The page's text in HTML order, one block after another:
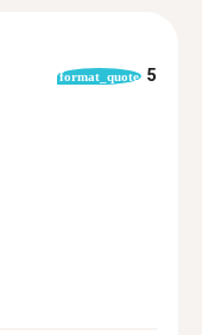
format_quote 5